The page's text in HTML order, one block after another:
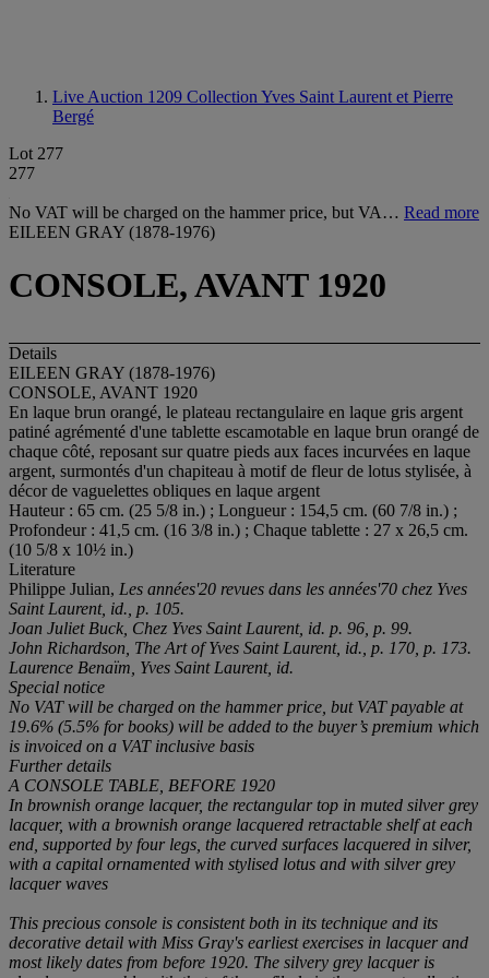
Live Auction 1209 Collection Yves Saint Laurent et Pierre
Bergé
Lot 277
277
No VAT will be charged on the hammer price, but VA… Read more
EILEEN GRAY (1878-1976)
CONSOLE, AVANT 1920
Details
EILEEN GRAY (1878-1976)
CONSOLE, AVANT 1920
En laque brun orangé, le plateau rectangulaire en laque gris argent
patiné agrémenté d'une tablette escamotable en laque brun orangé de
chaque côté, reposant sur quatre pieds aux faces incurvées en laque
argent, surmontés d'un chapiteau à motif de fleur de lotus stylisée, à
décor de vaguelettes obliques en laque argent
Hauteur : 65 cm. (25 5/8 in.) ; Longueur : 154,5 cm. (60 7/8 in.) ;
Profondeur : 41,5 cm. (16 3/8 in.) ; Chaque tablette : 27 x 26,5 cm.
(10 5/8 x 10½ in.)
Literature
Philippe Julian, Les années'20 revues dans les années'70 chez Yves
Saint Laurent, id., p. 105.
Joan Juliet Buck, Chez Yves Saint Laurent, id. p. 96, p. 99.
John Richardson, The Art of Yves Saint Laurent, id., p. 170, p. 173.
Laurence Benaïm, Yves Saint Laurent, id.
Special notice
No VAT will be charged on the hammer price, but VAT payable at
19.6% (5.5% for books) will be added to the buyer’s premium which
is invoiced on a VAT inclusive basis
Further details
A CONSOLE TABLE, BEFORE 1920
In brownish orange lacquer, the rectangular top in muted silver grey
lacquer, with a brownish orange lacquered retractable shelf at each
end, supported by four legs, the curved surfaces lacquered in silver,
with a capital ornamented with stylised lotus and with silver grey
lacquer waves
This precious console is consistent both in its technique and its
decorative detail with Miss Gray's earliest exercises in lacquer and
most likely dates from before 1920. The silvery grey lacquer is